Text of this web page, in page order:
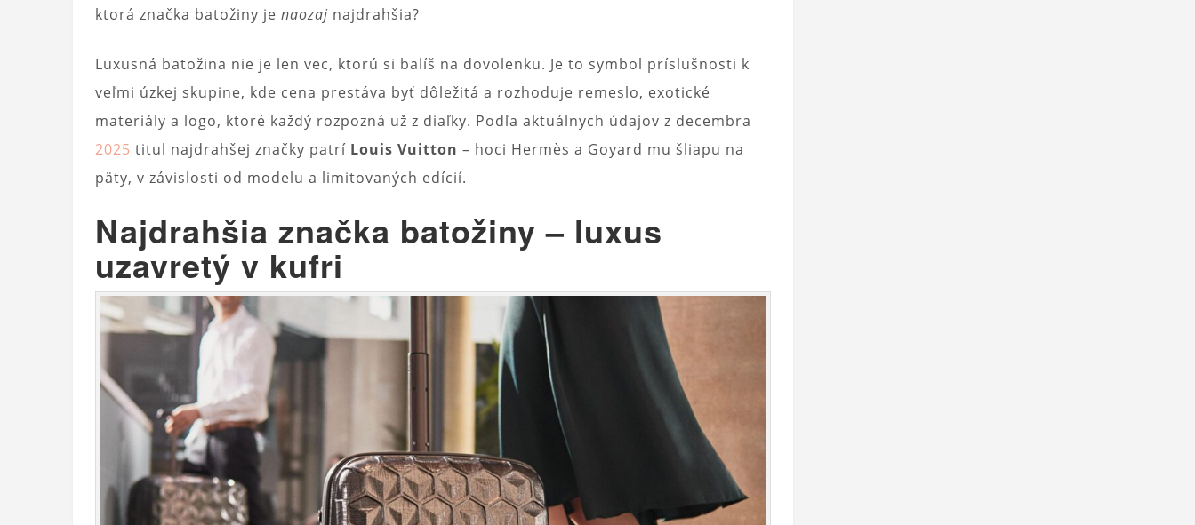
ktorá značka batožiny je naozaj najdrahšia?
Luxusná batožina nie je len vec, ktorú si balíš na dovolenku. Je to symbol príslušnosti k
veľmi úzkej skupine, kde cena prestáva byť dôležitá a rozhoduje remeslo, exotické
materiály a logo, ktoré každý rozpozná už z diaľky. Podľa aktuálnych údajov z decembra
2025 titul najdrahšej značky patrí Louis Vuitton – hoci Hermès a Goyard mu šliapu na
päty, v závislosti od modelu a limitovaných edícií.
Najdrahšia značka batožiny – luxus
uzavretý v kufri